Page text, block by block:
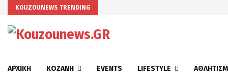
KOUZOUNEWS TRENDING
ΑΡΧΙΚΉ ΚΟΖΆΝΗ EVENTS LIFESTYLE